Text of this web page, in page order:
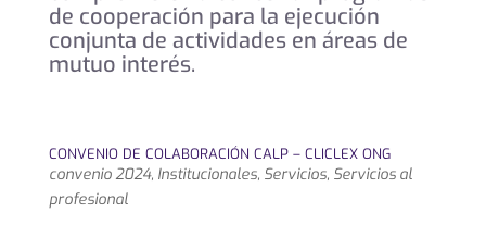
de cooperación para la ejecución
conjunta de actividades en áreas de
mutuo interés.
CONVENIO DE COLABORACIÓN CALP – CLICLEX ONG
convenio 2024, Institucionales, Servicios, Servicios al
profesional